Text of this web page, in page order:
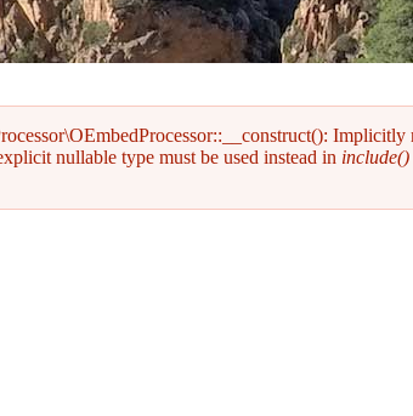
Implicitly
nullable type must be used instead in include()